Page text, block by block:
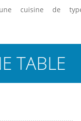
cuisine de
TABLE